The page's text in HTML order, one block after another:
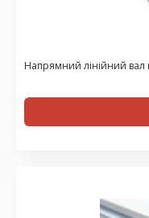
Напрямний лінійний вал